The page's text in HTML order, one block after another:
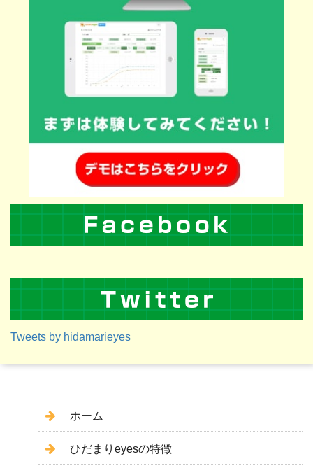
Tweets by hidamarieyes
ホーム
ひだまりeyesの特徴